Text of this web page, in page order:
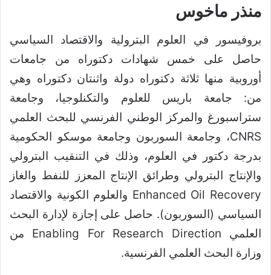
منذر ماخوس
بروفيسور في العلوم البترولية والاقتصاد السياسي
حاصل على خمس شهادات دكتوراه من جامعات
أوروبية منها ثلاثة دكتوراه دولة واثنتان دكتوراه وهي
من: جامعة باريس للعلوم والتكنلوجيا، وجامعة
ستراسبورغ والمركز الوطني الفرنسي للبحث العلمي
CNRS، وجامعة السوربون وجامعة موسكو الحكومية
بدرجة دكتور في العلوم، وذلك في التنقيب البترولي
والإنتاج البترولي وطرائق الإنتاج المعزز للنفط والغاز
Enhanced Oil Recovery والعلوم الكونية والاقتصاد
السياسي (السوربون). حاصل على إجازة لإدارة البحث
العلمي Enabling For Research Direction من
وزارة البحث العلمي الفرنسية.